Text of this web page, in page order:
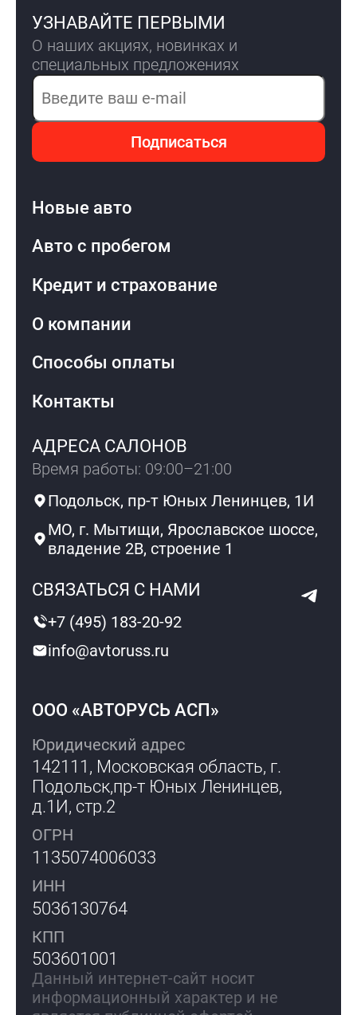
УЗНАВАЙТЕ ПЕРВЫМИ
О наших акциях, новинках и
специальных предложениях
Электронная почта
Подписаться
Новые авто
Авто с пробегом
Кредит и страхование
О компании
Способы оплаты
Контакты
АДРЕСА САЛОНОВ
Время работы: 09:00–21:00
Подольск, пр-т Юных Ленинцев, 1И
МО, г. Мытищи, Ярославское шоссе,
владение 2В, строение 1
СВЯЗАТЬСЯ С НАМИ
+7 (495) 183-20-92
info@avtoruss.ru
ООО «АВТОРУСЬ АСП»
Юридический адрес
142111, Московская область, г.
Подольск,пр-т Юных Ленинцев,
д.1И, стр.2
ОГРН
1135074006033
ИНН
5036130764
КПП
503601001
Данный интернет-сайт носит
информационный характер и не